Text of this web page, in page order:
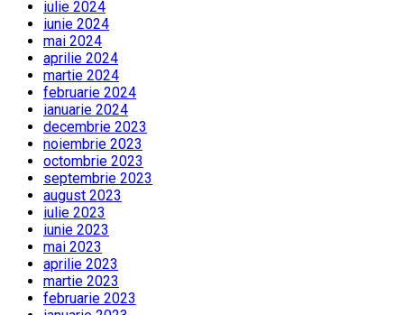
iulie 2024
iunie 2024
mai 2024
aprilie 2024
martie 2024
februarie 2024
ianuarie 2024
decembrie 2023
noiembrie 2023
octombrie 2023
septembrie 2023
august 2023
iulie 2023
iunie 2023
mai 2023
aprilie 2023
martie 2023
februarie 2023